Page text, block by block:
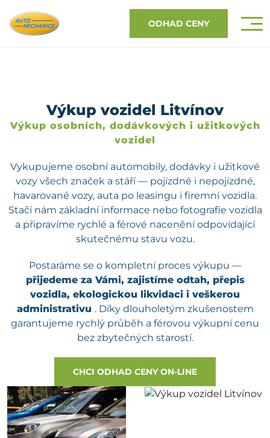
ODHAD CENY
Výkup vozidel Litvínov
Výkup osobních, dodávkových i užitkových
vozidel
Vykupujeme osobní automobily, dodávky i užitkové
vozy všech značek a stáří — pojízdné i nepojízdné,
havarované vozy, auta po leasingu i firemní vozidla.
Stačí nám základní informace nebo fotografie vozidla
a připravíme rychlé a férové nacenění odpovídající
skutečnému stavu vozu.
Postaráme se o kompletní proces výkupu —
přijedeme za Vámi, zajistíme odtah, přepis
vozidla, ekologickou likvidaci i veškerou
administrativu . Díky dlouholetým zkušenostem
garantujeme rychlý průběh a férovou výkupní cenu
bez zbytečných starostí.
CHCI ODHAD CENY ON-LINE